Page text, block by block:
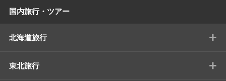
国内旅行・ツアー
北海道旅行 +
東北旅行 +